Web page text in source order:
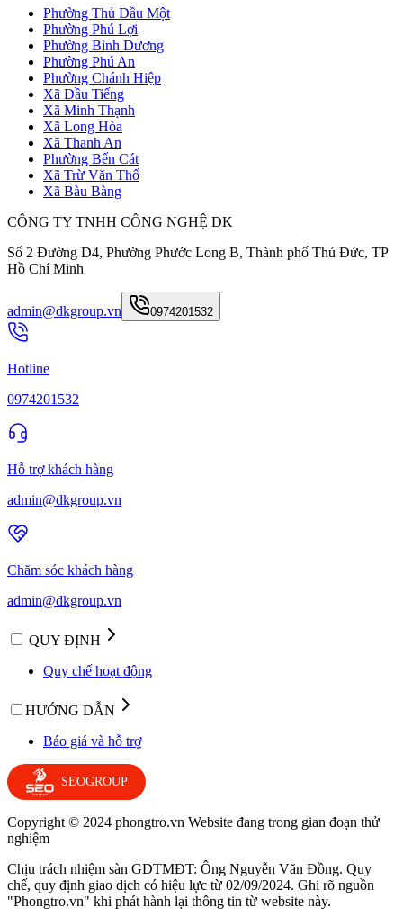
Phường Thủ Dầu Một
Phường Phú Lợi
Phường Bình Dương
Phường Phú An
Phường Chánh Hiệp
Xã Dầu Tiếng
Xã Minh Thạnh
Xã Long Hòa
Xã Thanh An
Phường Bến Cát
Xã Trừ Văn Thố
Xã Bàu Bàng
CÔNG TY TNHH CÔNG NGHỆ DK
Số 2 Đường D4, Phường Phước Long B, Thành phố Thủ Đức, TP
Hồ Chí Minh
admin@dkgroup.vn 0974201532
Hotline
0974201532
Hỗ trợ khách hàng
admin@dkgroup.vn
Chăm sóc khách hàng
admin@dkgroup.vn
QUY ĐỊNH
Quy chế hoạt động
HƯỚNG DẪN
Báo giá và hỗ trợ
SEOGROUP
Copyright © 2024 phongtro.vn Website đang trong gian đoạn thử
nghiệm
Chịu trách nhiệm sàn GDTMĐT: Ông Nguyễn Văn Đồng. Quy
chế, quy định giao dịch có hiệu lực từ 02/09/2024. Ghi rõ nguồn
"Phongtro.vn" khi phát hành lại thông tin từ website này.